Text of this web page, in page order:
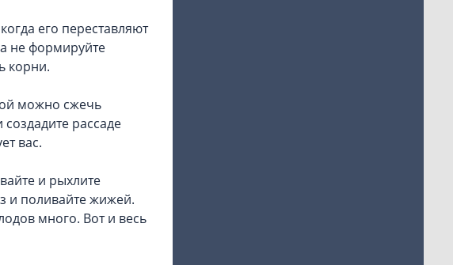
его переставляют
не формируйте
корни.
можно сжечь
рассаде
вас.
и рыхлите
и поливайте жижей.
много. Вот и весь